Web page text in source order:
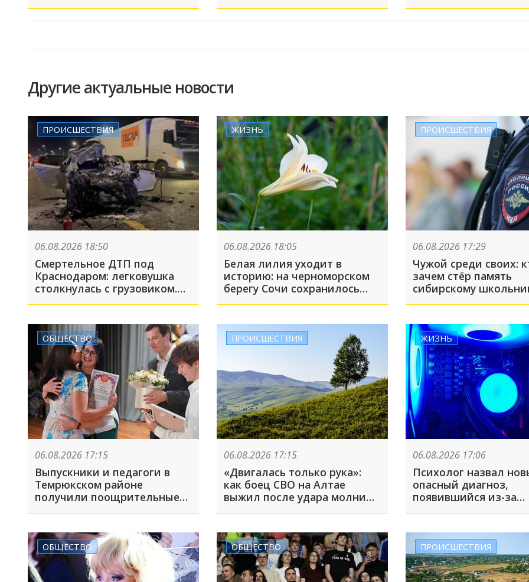
Другие актуальные новости
ПРОИСШЕСТВИЯ
06.08.2026 18:50
Смертельное ДТП под
Краснодаром: легковушка
столкнулась с грузовиком.
Водитель погиб
ЖИЗНЬ
06.08.2026 18:05
Белая лилия уходит в
историю: на черноморском
берегу Сочи сохранилось
лишь 11 экземпляров
ПРОИСШЕСТВИЯ
06.08.2026 17:29
Чужой среди своих:
зачем стёр память
сибирскому
ОБЩЕСТВО
06.08.2026 17:15
Выпускники и педагоги в
Темрюкском районе
получили поощрительные
премии за высокие
учебного года
ПРОИСШЕСТВИЯ
06.08.2026 17:15
«Двигалась только рука»:
как боец СВО на Алтае
выжил после удара молнии
и встречи с медведем
ЖИЗНЬ
06.08.2026 17:06
Психолог назвал
опасный диагноз,
появившийся из-за
нейросетей
ОБЩЕСТВО ОБЩЕСТВО ПРОИСШЕСТВИЯ